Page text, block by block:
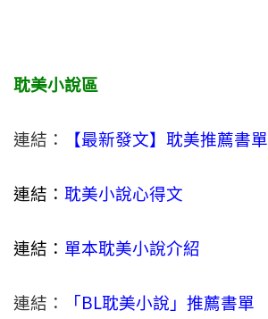
耽美小說區
連結： 【最新發文】耽美推薦書單
連結： 耽美小說心得文
連結： 單本耽美小說介紹
連結： 「BL耽美小說」推薦書單